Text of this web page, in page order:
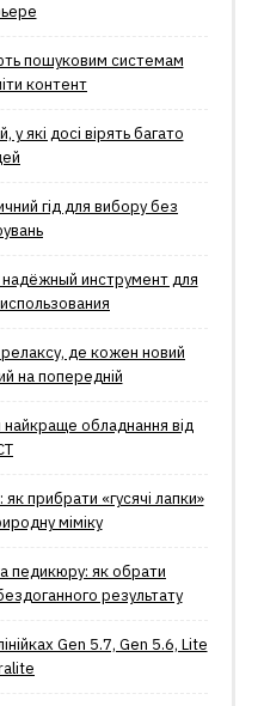
пошуковим системам
контент
у які досі вірять багато
гід для вибору без
инструмент для
де кожен новий
на попередній
найкраще обладнання від
прибрати «гусячі лапки»
міміку
педикюру: як обрати
результату
Gen 5.7, Gen 5.6, Lite